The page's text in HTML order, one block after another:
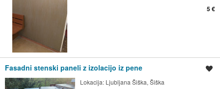
5 €
Fasadni stenski paneli z izolacijo iz pene
Lokacija: Ljubljana Šiška, Šiška